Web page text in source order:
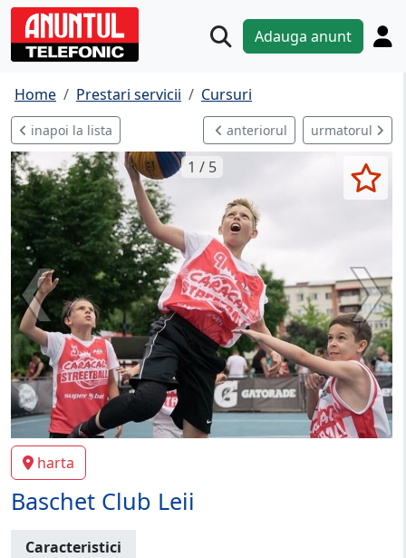
Adauga anunt
Home Prestari servicii Cursuri
inapoi la lista anteriorul urmatorul
1 / 5
harta
Baschet Club Leii
Caracteristici